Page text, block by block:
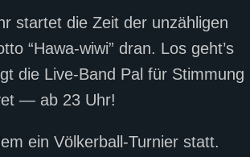
startet die Zeit der unzähligen
“Hawa-wiwi” dran. Los geht’s
die Live-Band Pal für Stimmung
— ab 23 Uhr!
ein Völkerball-Turnier statt.